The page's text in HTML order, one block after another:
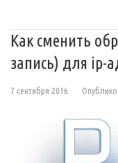
Как сменить
запись) для ip-
7 сентября 2016